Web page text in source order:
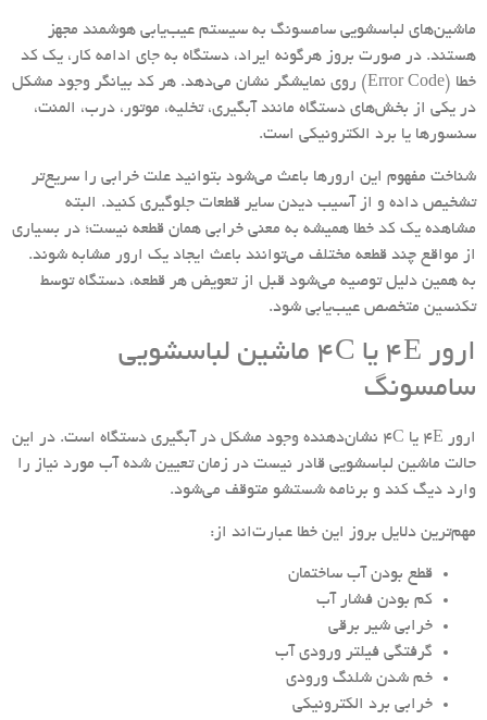
ماشین‌های لباسشویی سامسونگ به سیستم عیب‌یابی هوشمند مجهز
هستند. در صورت بروز هرگونه ایراد، دستگاه به جای ادامه کار، یک کد
خطا (Error Code) روی نمایشگر نشان می‌دهد. هر کد بیانگر وجود مشکل
در یکی از بخش‌های دستگاه مانند آبگیری، تخلیه، موتور، درب، المنت،
سنسورها یا برد الکترونیکی است.
شناخت مفهوم این ارورها باعث می‌شود بتوانید علت خرابی را سریع‌تر
تشخیص داده و از آسیب دیدن سایر قطعات جلوگیری کنید. البته
مشاهده یک کد خطا همیشه به معنی خرابی همان قطعه نیست؛ در بسیاری
از مواقع چند قطعه مختلف می‌توانند باعث ایجاد یک ارور مشابه شوند.
به همین دلیل توصیه می‌شود قبل از تعویض هر قطعه، دستگاه توسط
تکنسین متخصص عیب‌یابی شود.
ارور 4E یا 4C ماشین لباسشویی
سامسونگ
ارور 4E یا 4C نشان‌دهنده وجود مشکل در آبگیری دستگاه است. در این
حالت ماشین لباسشویی قادر نیست در زمان تعیین شده آب مورد نیاز را
وارد دیگ کند و برنامه شستشو متوقف می‌شود.
مهم‌ترین دلایل بروز این خطا عبارت‌اند از:
قطع بودن آب ساختمان
کم بودن فشار آب
خرابی شیر برقی
گرفتگی فیلتر ورودی آب
خم شدن شلنگ ورودی
خرابی برد الکترونیکی